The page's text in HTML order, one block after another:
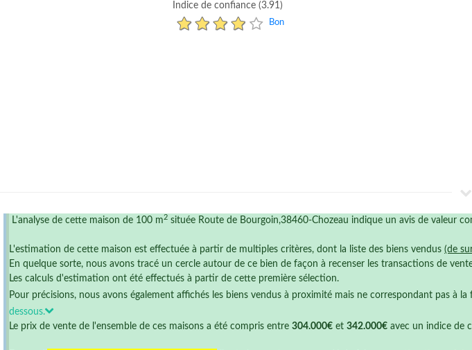
Indice de confiance (3.91)
Bon
L'analyse de cette maison de 100 m 2 située Route de Bourgoin,38460-Chozeau indique un avis de valeur
L'estimation de cette maison est effectuée à partir de multiples critères, dont la liste des biens vendus (de
En quelque sorte, nous avons tracé un cercle autour de ce bien de façon à recenser les transactions de
Les calculs d'estimation ont été effectués à partir de cette première sélection.
Pour précisions, nous avons également affichés les biens vendus à proximité mais ne correspondant pas à
dessous.
Le prix de vente de l'ensemble de ces maisons a été compris entre 304.000€ et 342.000€ avec un indice de